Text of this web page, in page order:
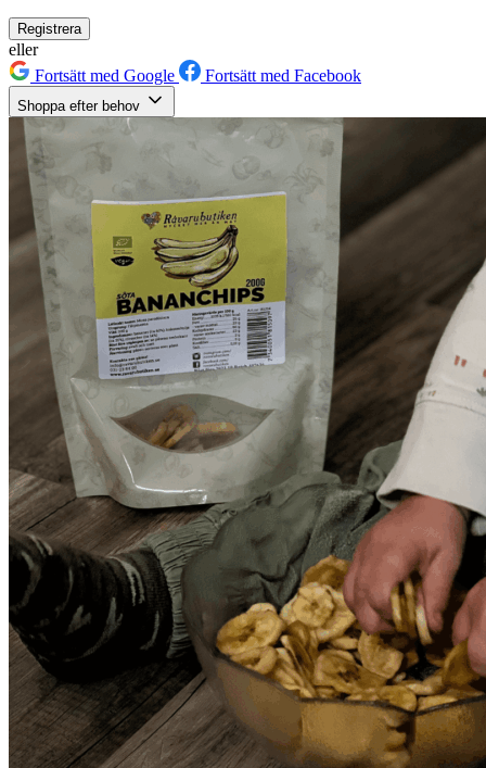
Registrera
eller
Fortsätt med Google
Fortsätt med Facebook
Shoppa efter behov